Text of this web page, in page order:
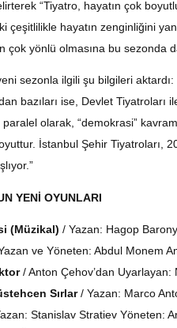
“Tiyatro, hayatın çok
çeşitlilikle hayatın zenginliğini
çok yönlü olmasına bu sezonda
sezonla ilgili şu bilgileri
bazıları ise, Devlet
paralel olarak, “demokrasi”
İstanbul Şehir Tiyatroları,
YENİ OYUNLARI
(Müzikal) / Yazan: Hagop
ve Yöneten: Abdul Monem
/ Anton Çehov’dan Uyarlayan:
Sırlar/ Yazan: Marco
Stanislav Stratiev Yöneten: